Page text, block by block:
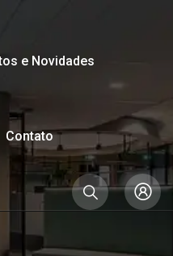
e Novidades
Contato